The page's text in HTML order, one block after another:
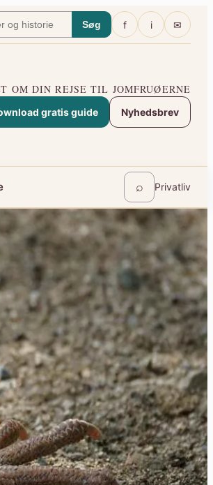
Søg f i ✉
OM DIN REJSE TIL JOMFRUØERNE
gratis guide Nyhedsbrev
⌕ Privatliv